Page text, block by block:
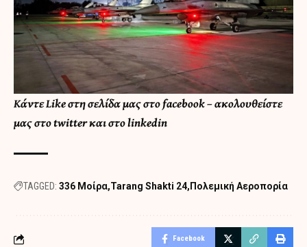
ΚάντεLike στη σελίδα μας στο facebook– ακολουθείστε
μας στοtwitterκαι στοlinkedin
TAGGED: 336 Μοίρα Tarang Shakti 24 Πολεμική Αεροπορία
Facebook